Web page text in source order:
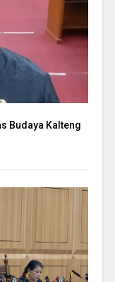
Budaya Kalteng